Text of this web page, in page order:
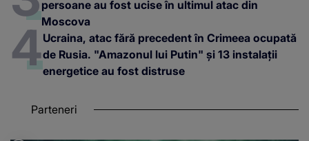
persoane au fost ucise în ultimul atac din
Moscova
Ucraina, atac fără precedent în Crimeea ocupată
de Rusia. "Amazonul lui Putin" și 13 instalații
energetice au fost distruse
Parteneri